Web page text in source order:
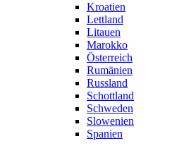
Kroatien
Lettland
Litauen
Marokko
Österreich
Rumänien
Russland
Schottland
Schweden
Slowenien
Spanien